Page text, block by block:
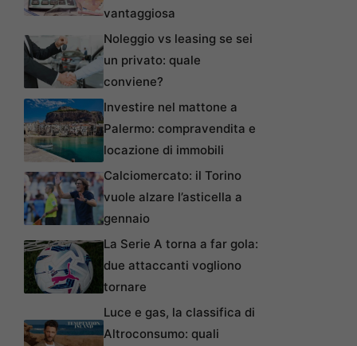
vantaggiosa
Noleggio vs leasing se sei
un privato: quale
conviene?
Investire nel mattone a
Palermo: compravendita e
locazione di immobili
Calciomercato: il Torino
vuole alzare l’asticella a
gennaio
La Serie A torna a far gola:
due attaccanti vogliono
tornare
Luce e gas, la classifica di
Altroconsumo: quali